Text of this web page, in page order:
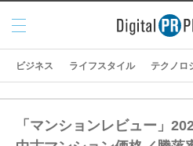
メニ
ュー
ビジネス ライフスタイル テクノロ
「マンションレビュー」